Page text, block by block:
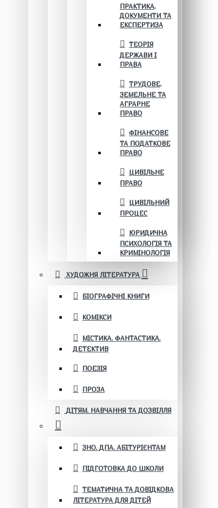
ПРАКТИКА,
ДОКУМЕНТИ ТА
ЕКСПЕРТИЗА
ТЕОРІЯ
ДЕРЖАВИ І
ПРАВА
ТРУДОВЕ,
ЗЕМЕЛЬНЕ ТА
АГРАРНЕ
ПРАВО
ФІНАНСОВЕ
ТА ПОДАТКОВЕ
ПРАВО
ЦИВІЛЬНЕ
ПРАВО
ЦИВІЛЬНИЙ
ПРОЦЕС
ЮРИДИЧНА
ПСИХОЛОГІЯ ТА
КРИМІНОЛОГІЯ
ХУДОЖНЯ ЛІТЕРАТУРА
БІОГРАФІЧНІ КНИГИ
КОМІКСИ
МІСТИКА. ФАНТАСТИКА.
ДЕТЕКТИВ
ПОЕЗІЯ
ПРОЗА
ДІТЯМ. НАВЧАННЯ ТА ДОЗВІЛЛЯ
ЗНО. ДПА. АБІТУРІЄНТАМ
ПІДГОТОВКА ДО ШКОЛИ
ТЕМАТИЧНА ТА ДОВІДКОВА
ЛІТЕРАТУРА ДЛЯ ДІТЕЙ